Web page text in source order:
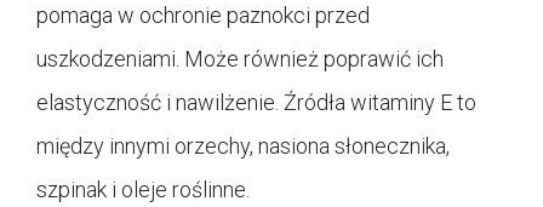
pomaga w ochronie paznokci przed
uszkodzeniami. Może również poprawić ich
elastyczność i nawilżenie. Źródła witaminy E to
między innymi orzechy, nasiona słonecznika,
szpinak i oleje roślinne.